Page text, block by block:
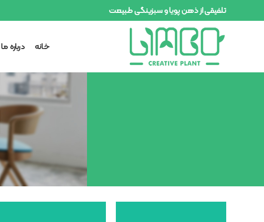
تلفیقی از ذهن پویا و سبزینگی طبیعت
خانه درباره ما